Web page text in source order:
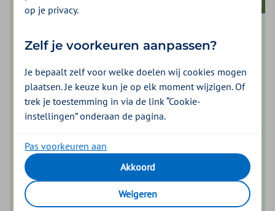
Criminelen versturen namens Zilveren Kruis
Let op!
Zo krijgen sommige klanten een mail met als titel
'Zorgpremie 2027: deel uw mening, ontvang gratis
pakket'. Ook versturen criminelen mails over een gratis
verzorgingspakket of medische kit met EHBO-
benodigdheden (medicare). Kijk op
Wij vragen nooit om via e-mail of WhatsApp
persoonlijke of financiële gegevens door te geven.
Controleer altijd de afzender en het rekeningnummer.
Betaal ons alleen op NL 58 INGB 0000 0030 50.
op je privacy.
Zelf je voorkeuren aanpassen?
Je bepaalt zelf voor welke doelen wij cookies mogen
plaatsen. Je keuze kun je op elk moment wijzigen. Of
trek je toestemming in via de link “Cookie-
instellingen” onderaan de pagina.
Pas voorkeuren aan
Akkoord
Weigeren